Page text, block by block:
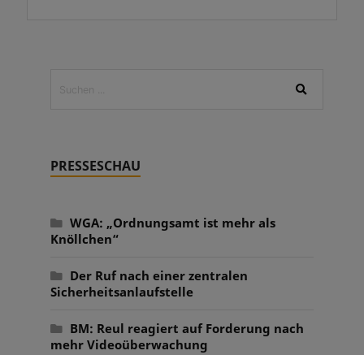
PRESSESCHAU
WGA: „Ordnungsamt ist mehr als
Knöllchen“
Der Ruf nach einer zentralen
Sicherheitsanlaufstelle
BM: Reul reagiert auf Forderung nach
mehr Videoüberwachung